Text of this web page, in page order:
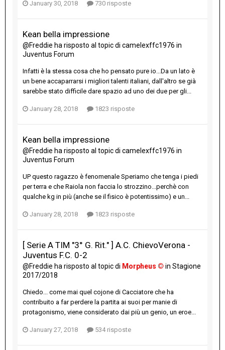
January 30, 2018 730 risposte
Kean bella impressione
@Freddie ha risposto al topic di camelexffc1976 in
Juventus Forum
Infatti è la stessa cosa che ho pensato pure io...Da un lato è
un bene accaparrarsi i migliori talenti italiani, dall'altro se già
sarebbe stato difficile dare spazio ad uno dei due per gli...
January 28, 2018 1823 risposte
Kean bella impressione
@Freddie ha risposto al topic di camelexffc1976 in
Juventus Forum
UP questo ragazzo è fenomenale Speriamo che tenga i piedi
per terra e che Raiola non faccia lo strozzino...perchè con
qualche kg in più (anche se il fisico è potentissimo) e un...
January 28, 2018 1823 risposte
[ Serie A TIM "3° G. Rit." ] A.C. ChievoVerona -
Juventus F.C. 0-2
@Freddie ha risposto al topic di Morpheus © in Stagione
2017/2018
Chiedo... come mai quel cojone di Cacciatore che ha
contribuito a far perdere la partita ai suoi per manie di
protagonismo, viene considerato dai più un genio, un eroe...
January 27, 2018 534 risposte